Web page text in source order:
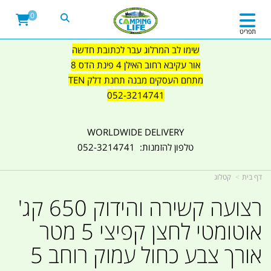
שימו לב המרלוג עבר לכתובת חדשה
אור עקיבא רחוב האילן 4 פינת הדס 8
מתחם העסקים מבנה תחנת דלק TEN
052-3214741
WORLDWIDE DELIVERY
טלפון להזמנות: 052-3214741
תפריט
0
דף בית קטלוג
רצועה קשירה והידוק 650 קג'
אוטומטי לחצן קפיצי 5 מטר
אורך צבע כחול עמוק רוחב 5